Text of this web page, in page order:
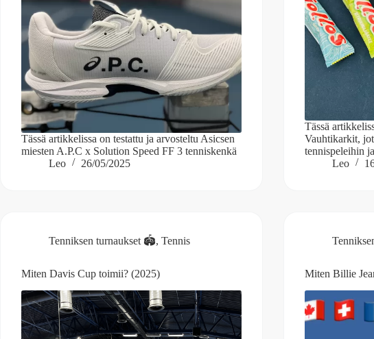
Tässä artikkelissa on testattu ja arvosteltu Asicsen
miesten A.P.C x Solution Speed FF 3 tenniskenkä
Leo
26/05/2025
Tässä
Vauhtikarkit,
tennispeleihin
Leo
Tenniksen turnaukset 🏟️, Tennis
Miten Davis Cup toimii? (2025) Miten Billie